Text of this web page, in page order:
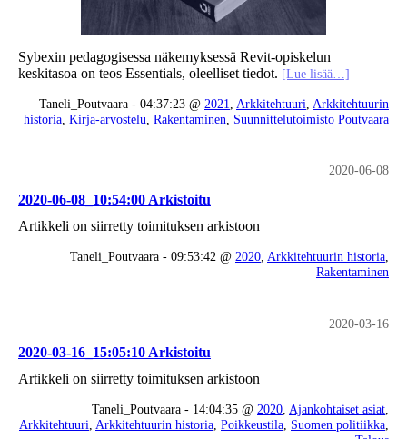
Sybexin pedagogisessa näkemyksessä Revit-opiskelun
keskitasoa on teos Essentials, oleelliset tiedot. [Lue lisää…]
Taneli_Poutvaara - 04:37:23 @ 2021 Arkkitehtuuri Arkkitehtuurin
historia Kirja-arvostelu Rakentaminen Suunnittelutoimisto Poutvaara
2020-06-08
2020-06-08_10:54:00 Arkistoitu
Artikkeli on siirretty toimituksen arkistoon
Taneli_Poutvaara - 09:53:42 @ 2020 Arkkitehtuurin historia
Rakentaminen
2020-03-16
2020-03-16_15:05:10 Arkistoitu
Artikkeli on siirretty toimituksen arkistoon
Taneli_Poutvaara - 14:04:35 @ 2020, Ajankohtaiset asiat,
Arkkitehtuuri, Arkkitehtuurin historia, Poikkeustila, Suomen politiikka,